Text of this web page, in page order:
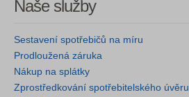
Naše služby
Sestavení spotřebičů na míru
Prodloužená záruka
Nákup na splátky
Zprostředkování spotřebitelského úvěru